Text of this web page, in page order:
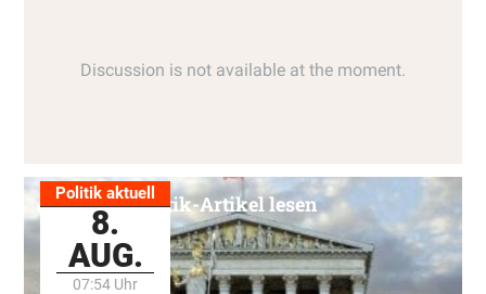
Politik aktuell
8.
AUG.
07:54 Uhr
Alle Politik-Artikel lesen